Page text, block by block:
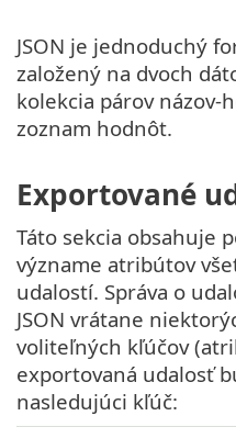
JSON je jednoduchý
založený na dvoch
kolekcia párov názov-
zoznam hodnôt.
Exportované
Táto sekcia obsahuje
význame atribútov
udalostí. Správa o
JSON vrátane
voliteľných kľúčov
exportovaná udalosť
nasledujúci kľúč: